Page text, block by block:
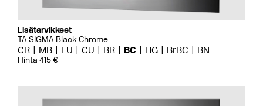
Lisätarvikkeet
TA SIGMA Black Chrome
CR MB LU CU BR BC HG BrBC BN
Hinta 415 €